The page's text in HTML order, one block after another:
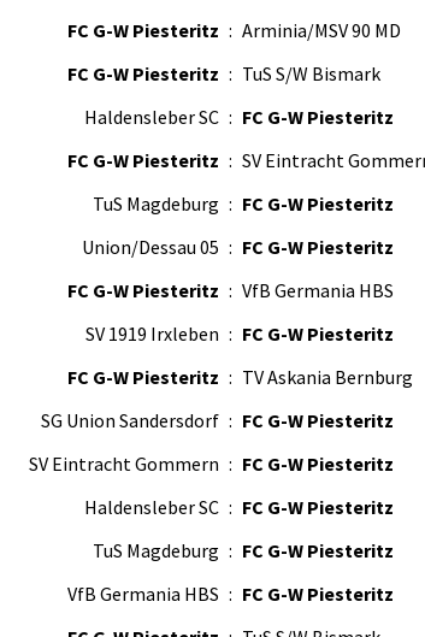
FC G-W Piesteritz : Arminia/MSV 90 MD
FC G-W Piesteritz : TuS S/W Bismark
Haldensleber SC : FC G-W Piesteritz
FC G-W Piesteritz : SV Eintracht
TuS Magdeburg : FC G-W Piesteritz
Union/Dessau 05 : FC G-W Piesteritz
FC G-W Piesteritz : VfB Germania HBS
SV 1919 Irxleben : FC G-W Piesteritz
FC G-W Piesteritz : TV Askania Bernburg
SG Union Sandersdorf : FC G-W Piesteritz
SV Eintracht Gommern : FC G-W Piesteritz
Haldensleber SC : FC G-W Piesteritz
TuS Magdeburg : FC G-W Piesteritz
VfB Germania HBS : FC G-W Piesteritz